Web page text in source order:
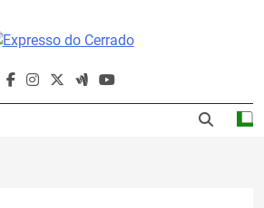
Expresso Do
Cerrado